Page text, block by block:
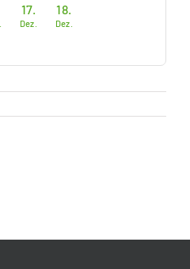
17.
Dez.
18.
Dez.